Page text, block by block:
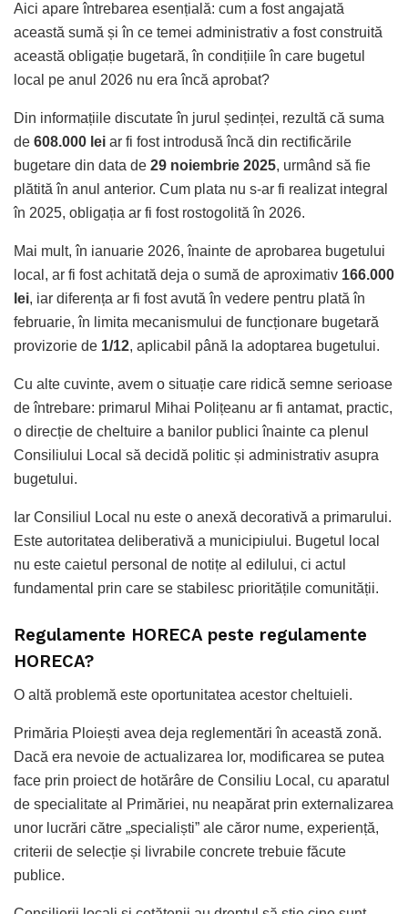
Aici apare întrebarea esențială: cum a fost angajată
această sumă și în ce temei administrativ a fost construită
această obligație bugetară, în condițiile în care bugetul
local pe anul 2026 nu era încă aprobat?
Din informațiile discutate în jurul ședinței, rezultă că suma
de 608.000 lei ar fi fost introdusă încă din rectificările
bugetare din data de 29 noiembrie 2025, urmând să fie
plătită în anul anterior. Cum plata nu s-ar fi realizat integral
în 2025, obligația ar fi fost rostogolită în 2026.
Mai mult, în ianuarie 2026, înainte de aprobarea bugetului
local, ar fi fost achitată deja o sumă de aproximativ 166.000
lei, iar diferența ar fi fost avută în vedere pentru plată în
februarie, în limita mecanismului de funcționare bugetară
provizorie de 1/12, aplicabil până la adoptarea bugetului.
Cu alte cuvinte, avem o situație care ridică semne serioase
de întrebare: primarul Mihai Polițeanu ar fi antamat, practic,
o direcție de cheltuire a banilor publici înainte ca plenul
Consiliului Local să decidă politic și administrativ asupra
bugetului.
Iar Consiliul Local nu este o anexă decorativă a primarului.
Este autoritatea deliberativă a municipiului. Bugetul local
nu este caietul personal de notițe al edilului, ci actul
fundamental prin care se stabilesc prioritățile comunității.
Regulamente HORECA peste regulamente
HORECA?
O altă problemă este oportunitatea acestor cheltuieli.
Primăria Ploiești avea deja reglementări în această zonă.
Dacă era nevoie de actualizarea lor, modificarea se putea
face prin proiect de hotărâre de Consiliu Local, cu aparatul
de specialitate al Primăriei, nu neapărat prin externalizarea
unor lucrări către „specialiști” ale căror nume, experiență,
criterii de selecție și livrabile concrete trebuie făcute
publice.